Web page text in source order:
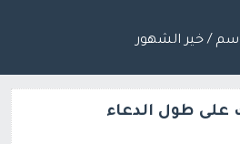
/ خير الشهور
طول الدعاء